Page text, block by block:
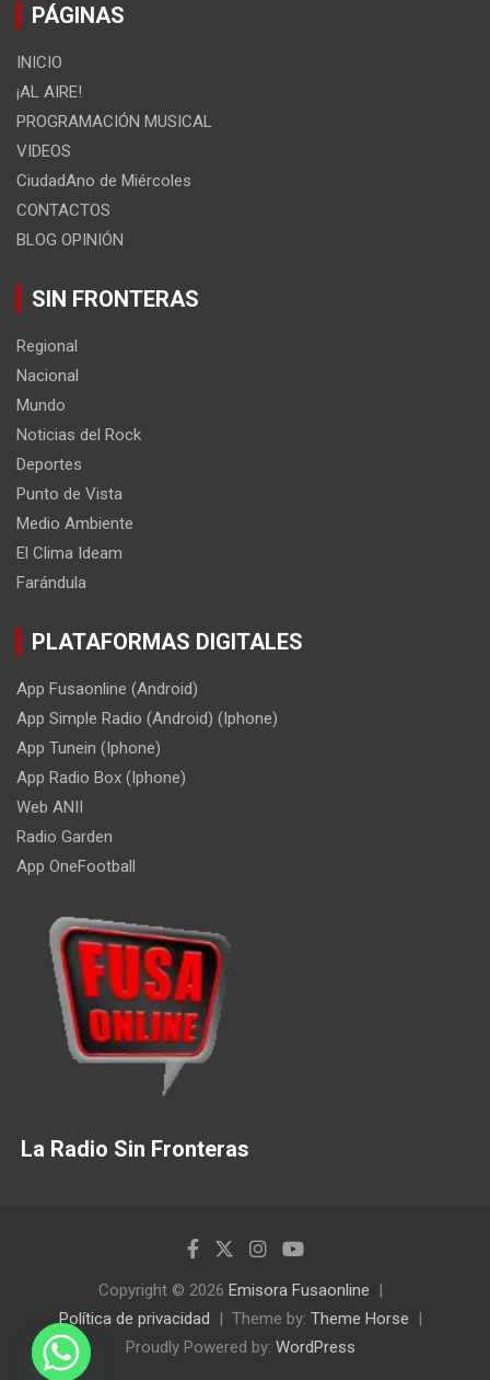
PÁGINAS
INICIO
¡AL AIRE!
PROGRAMACIÓN MUSICAL
VIDEOS
CiudadAno de Miércoles
CONTACTOS
BLOG OPINIÓN
SIN FRONTERAS
Regional
Nacional
Mundo
Noticias del Rock
Deportes
Punto de Vista
Medio Ambiente
El Clima Ideam
Farándula
PLATAFORMAS DIGITALES
App Fusaonline (Android)
App Simple Radio (Android) (Iphone)
App Tunein (Iphone)
App Radio Box (Iphone)
Web ANII
Radio Garden
App OneFootball
La Radio Sin Fronteras
Copyright © 2026 Emisora Fusaonline
Política de privacidad
Theme by: Theme Horse
Proudly Powered by: WordPress